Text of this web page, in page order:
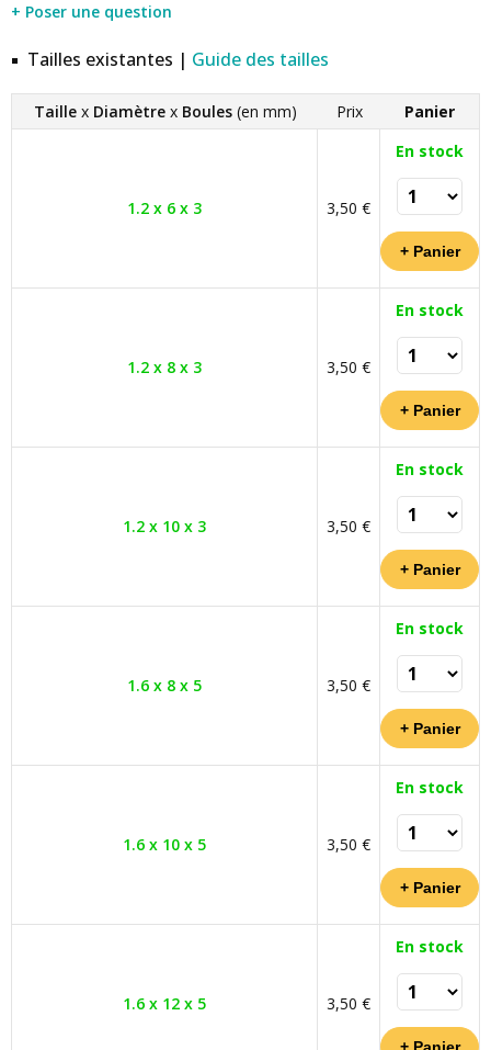
+ Poser une question
Tailles existantes | Guide des tailles
Taille x Diamètre x Boules (en mm) Prix Panier
1.2 x 6 x 3 3,50 €
En stock
1.2 x 8 x 3 3,50 €
En stock
1.2 x 10 x 3 3,50 €
En stock
1.6 x 8 x 5 3,50 €
En stock
1.6 x 10 x 5 3,50 €
En stock
1.6 x 12 x 5 3,50 €
En stock